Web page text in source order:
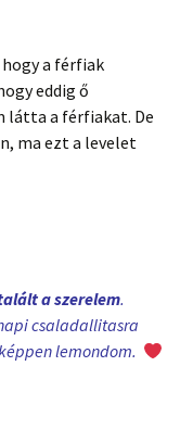
a férfiak
eddig ő
látta a férfiakat. De
ma ezt a levelet
a szerelem.
csaladallitasra
lemondom.